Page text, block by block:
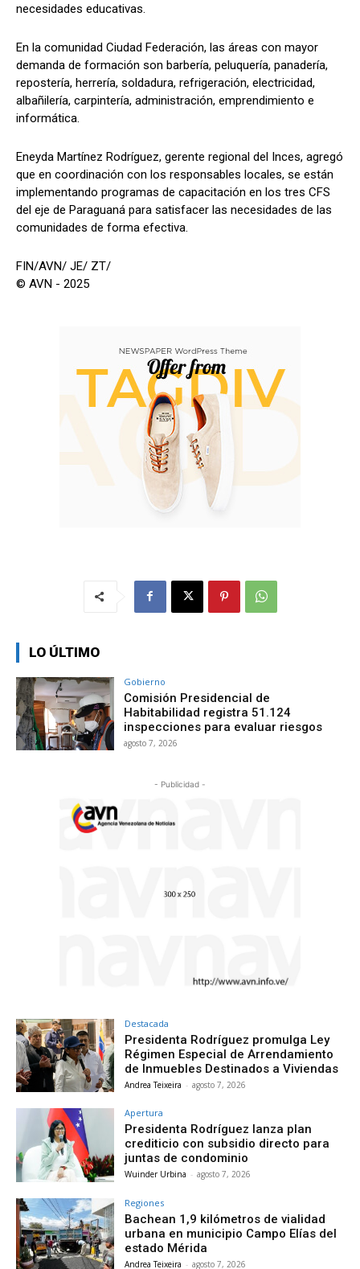
necesidades educativas.
En la comunidad Ciudad Federación, las áreas con mayor
demanda de formación son barbería, peluquería, panadería,
repostería, herrería, soldadura, refrigeración, electricidad,
albañilería, carpintería, administración, emprendimiento e
informática.
Eneyda Martínez Rodríguez, gerente regional del Inces, agregó
que en coordinación con los responsables locales, se están
implementando programas de capacitación en los tres CFS
del eje de Paraguaná para satisfacer las necesidades de las
comunidades de forma efectiva.
FIN/AVN/ JE/ ZT/
© AVN - 2025
LO ÚLTIMO
Gobierno
Comisión Presidencial de
Habitabilidad registra 51.124
inspecciones para evaluar riesgos
agosto 7, 2026
- Publicidad -
Destacada
Presidenta Rodríguez promulga Ley
Régimen Especial de Arrendamiento
de Inmuebles Destinados a Viviendas
Andrea Teixeira - agosto 7, 2026
Apertura
Presidenta Rodríguez lanza plan
crediticio con subsidio directo para
juntas de condominio
Wuinder Urbina - agosto 7, 2026
Regiones
Bachean 1,9 kilómetros de vialidad
urbana en municipio Campo Elías del
estado Mérida
Andrea Teixeira - agosto 7, 2026